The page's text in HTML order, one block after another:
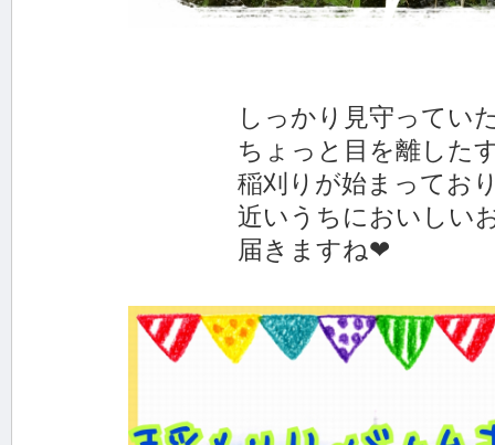
しっかり見守っていたは
ちょっと目を離したすき
稲刈りが始まっておりま
近いうちにおいしいお米
届きますね❤